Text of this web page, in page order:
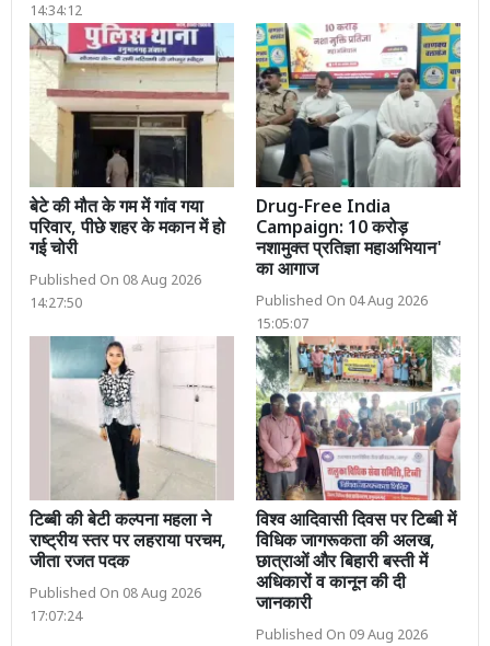
14:34:12
बेटे की मौत के गम में गांव गया
परिवार, पीछे शहर के मकान में हो
गई चोरी
Published On 08 Aug 2026
14:27:50
Drug-Free India
Campaign: 10 करोड़
नशामुक्त प्रतिज्ञा महाअभियान'
का आगाज
Published On 04 Aug 2026
15:05:07
टिब्बी की बेटी कल्पना महला ने
राष्ट्रीय स्तर पर लहराया परचम,
जीता रजत पदक
Published On 08 Aug 2026
17:07:24
विश्व आदिवासी दिवस पर टिब्बी में
विधिक जागरूकता की अलख,
छात्राओं और बिहारी बस्ती में
अधिकारों व कानून की दी
जानकारी
Published On 09 Aug 2026